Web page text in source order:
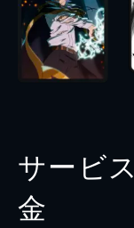
サービ
金